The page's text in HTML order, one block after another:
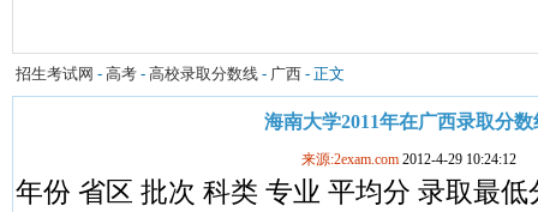
招生考试网 - 高考 - 高校录取分数线 - 广西 - 正文
海南大学2011年在广西录取分数
来源:2exam.com 2012-4-29 10:24:12
年份 省区 批次 科类 专业 平均分 录取最低